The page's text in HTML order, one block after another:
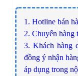
1. Hotline bán
2. Chuyển hàng
3. Khách hàng
đồng ý nhận
áp dụng trong